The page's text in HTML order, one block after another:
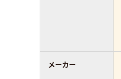
メーカー